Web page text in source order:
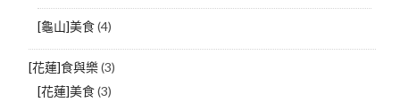
[龜山]美食(4)
[花蓮]食與樂(3)
[花蓮]美食(3)